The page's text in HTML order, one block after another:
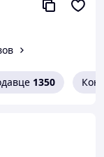
1350